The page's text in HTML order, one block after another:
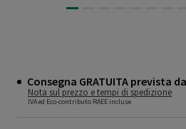
Consegna GRATUITA prevista
Nota sul prezzo e tempi di spedizione
IVA ed Eco-contributo RAEE incluse